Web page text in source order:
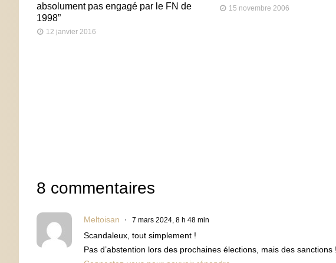
absolument pas engagé par le FN de
1998”
12 janvier 2016
15 novembre 2006
8 commentaires
Meltoisan 7 mars 2024, 8 h 48 min
Scandaleux, tout simplement !
Pas d’abstention lors des prochaines élections, mais des sanctions !